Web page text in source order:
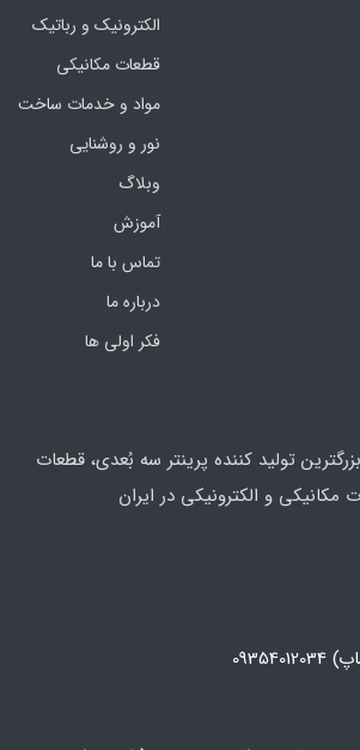
الکترونیک و رباتیک
قطعات مکانیکی
مواد و خدمات ساخت
نور و روشنایی
وبلاگ
آموزش
تماس با ما
درباره ما
فکر اولی ها
تولید کننده پرینتر سه بُعدی، قطعات
مکانیکی و الکترونیکی در ایران